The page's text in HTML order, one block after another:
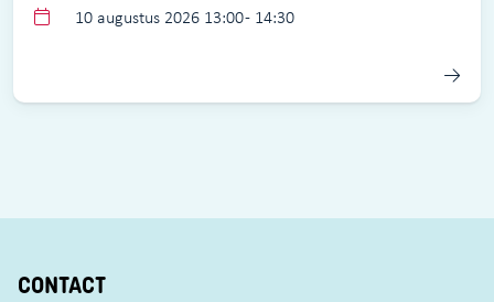
10 augustus 2026 13:00 - 14:30
CONTACT